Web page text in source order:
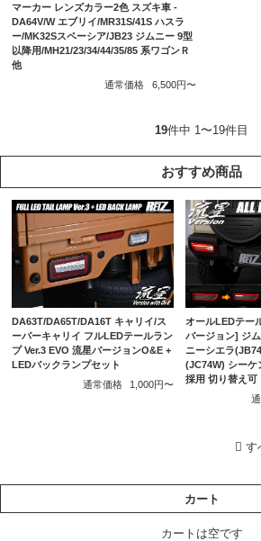
マーカー レンズカラー2色 スズキ車 -
DA64V/W エブリイ/MR31S/41S ハスラ
ー/MK32Sスペーシア/JB23 ジムニー 9型
以降用/MH21/23/34/44/35/85 系ワゴンＲ
他
通常価格
6,500円〜
19件中 1〜19件目
おすすめ商品
DA63T/DA65T/DA16T キャリイ/ス
ーパーキャリイ フルLEDテールラン
プ Ver.3 EVO 流星バージョンO&E +
LEDバックランプセット
通常価格
1,000円〜
オールLEDテー
バージョン] ジ
ニーシエラ
(JC74W) シーケ
採用 切り替え可
す
カート
カートは空です